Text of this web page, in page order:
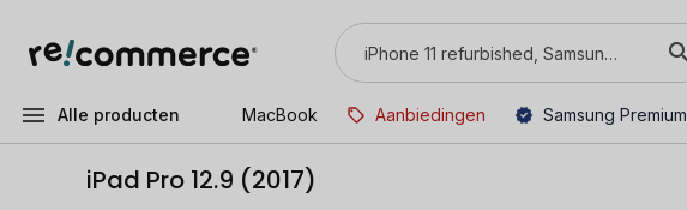
Alle producten MacBook Aanbiedingen Samsung Premium
iPad Pro 12.9 (2017)